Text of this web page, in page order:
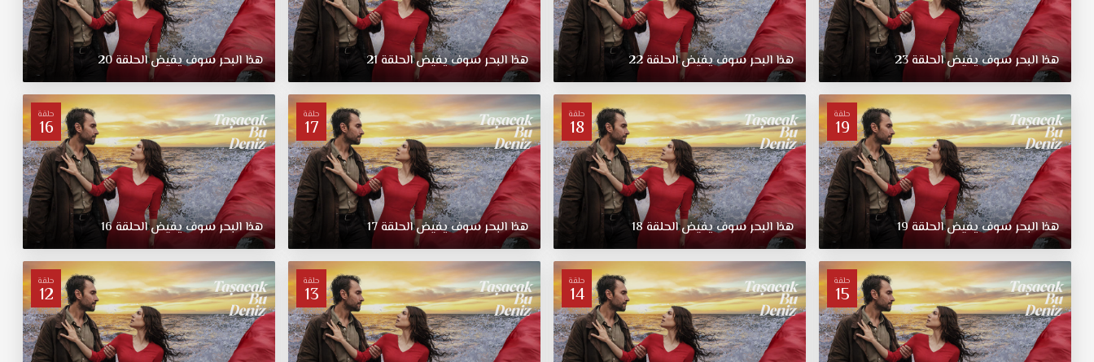
هذا البحر سوف يفيض الحلقة 23 هذا البحر سوف يفيض الحلقة 22 هذا البحر سوف يفيض الحلقة 21 هذا البحر سوف يفيض الحلقة 20
حلقة
19
هذا البحر سوف يفيض الحلقة 19
حلقة
18
هذا البحر سوف يفيض الحلقة 18
حلقة
17
هذا البحر سوف يفيض الحلقة 17
حلقة
16
هذا البحر سوف يفيض الحلقة 16
حلقة
15
حلقة
14
حلقة
13
حلقة
12